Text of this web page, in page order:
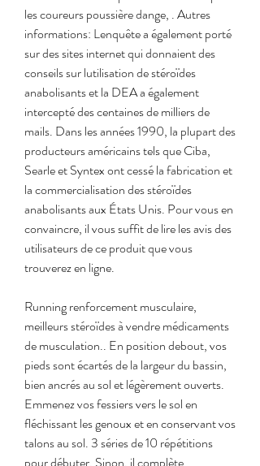
les coureurs poussière dange, . Autres
informations: Lenquête a également porté
sur des sites internet qui donnaient des
conseils sur lutilisation de stéroïdes
anabolisants et la DEA a également
intercepté des centaines de milliers de
mails. Dans les années 1990, la plupart des
producteurs américains tels que Ciba,
Searle et Syntex ont cessé la fabrication et
la commercialisation des stéroïdes
anabolisants aux États Unis. Pour vous en
convaincre, il vous suffit de lire les avis des
utilisateurs de ce produit que vous
trouverez en ligne.
Running renforcement musculaire,
meilleurs stéroïdes à vendre médicaments
de musculation.. En position debout, vos
pieds sont écartés de la largeur du bassin,
bien ancrés au sol et légèrement ouverts.
Emmenez vos fessiers vers le sol en
fléchissant les genoux et en conservant vos
talons au sol. 3 séries de 10 répétitions